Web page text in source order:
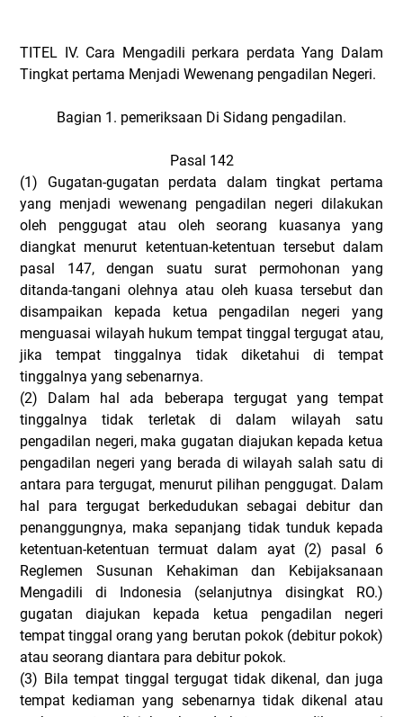
TITEL IV. Cara Mengadili perkara perdata Yang Dalam
Tingkat pertama Menjadi Wewenang pengadilan Negeri.
Bagian 1. pemeriksaan Di Sidang pengadilan.
Pasal 142
(1)
Gugatan-gugatan perdata dalam tingkat pertama
yang menjadi wewenang pengadilan negeri dilakukan
oleh penggugat atau oleh seorang kuasanya yang
diangkat menurut ketentuan-ketentuan tersebut dalam
pasal 147, dengan suatu surat permohonan yang
ditanda-tangani olehnya atau oleh kuasa tersebut dan
disampaikan kepada ketua pengadilan negeri yang
menguasai wilayah hukum tempat tinggal tergugat atau,
jika tempat tinggalnya tidak diketahui di tempat
tinggalnya yang sebenarnya.
(2)
Dalam hal ada beberapa tergugat yang tempat
tinggalnya tidak terletak di dalam wilayah satu
pengadilan negeri, maka gugatan diajukan kepada ketua
pengadilan negeri yang berada di wilayah salah satu di
antara para tergugat, menurut pilihan penggugat. Dalam
hal para tergugat berkedudukan sebagai debitur dan
penanggungnya, maka sepanjang tidak tunduk kepada
ketentuan-ketentuan termuat dalam ayat (2) pasal 6
Reglemen Susunan Kehakiman dan Kebijaksanaan
Mengadili di Indonesia (selanjutnya disingkat RO.)
gugatan diajukan kepada ketua pengadilan negeri
tempat tinggal orang yang berutan pokok (debitur pokok)
atau seorang diantara para debitur pokok.
(3) Bila tempat tinggal tergugat tidak dikenal, dan juga
tempat kediaman yang sebenarnya tidak dikenal atau